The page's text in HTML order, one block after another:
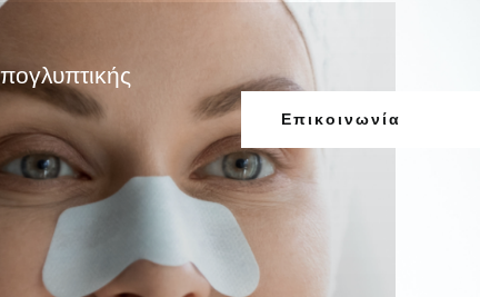
Επικοινωνία